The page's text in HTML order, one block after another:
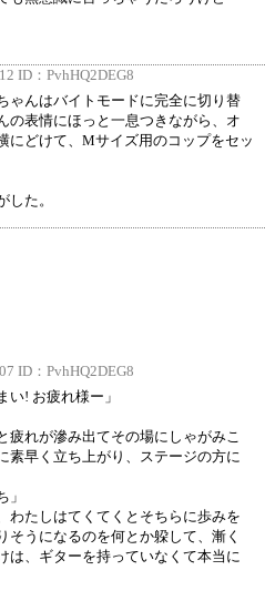
ID： PvhHQ2DEG8
んはバイトモードに完全に切り替
の表情にほっと一息つきながら、オ
にどけて、Mサイズ用のコップをセッ
た。
ID： PvhHQ2DEG8
! お疲れ様ー」
れが滲み出てその場にしゃがみこ
素早く立ち上がり、ステージの方に
たしはてくてくとそちらに歩みを
うになるのを何とか躱して、漸く
は、ギターを持っていなくて本当に